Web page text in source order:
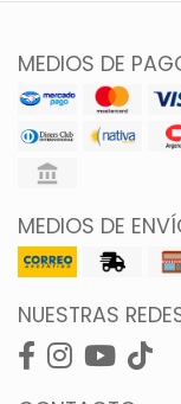
MEDIOS DE
MEDIOS DE
NUESTRAS